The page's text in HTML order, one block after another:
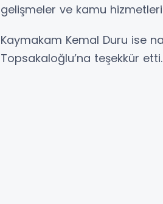
gelişmeler ve kamu
Kaymakam Kemal Duru ise
Topsakaloğlu’na teşekkür etti.